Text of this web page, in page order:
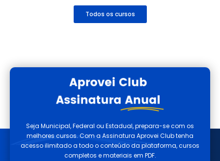
Todos os cursos
Seja Municipal, Federal ou Estadual, prepara-se com os
melhores cursos. Com a Assinatura Aprovei Club tenha
acesso ilimitado a todo o conteúdo da plataforma, cursos
completos e materiais em PDF.